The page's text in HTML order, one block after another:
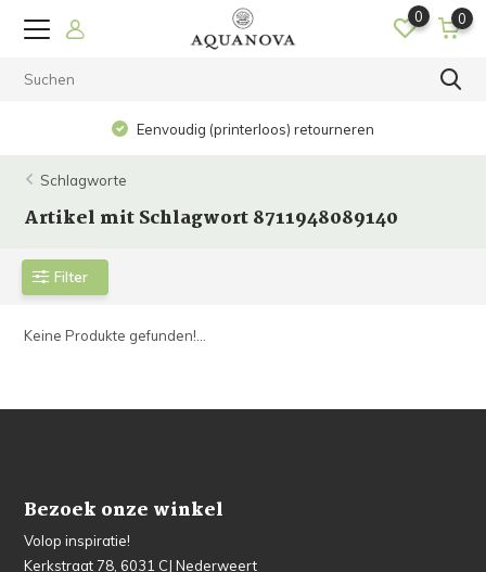
0 0
Eenvoudig (printerloos) retourneren
Schlagworte
Artikel mit Schlagwort 8711948089140
Filter
Keine Produkte gefunden!...
Bezoek onze winkel
Volop inspiratie!
Kerkstraat 78, 6031 CJ Nederweert